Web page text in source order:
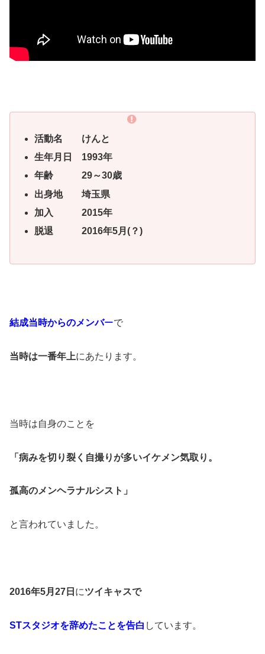
活動名 けんと
生年月日 1993年
年齢 29～30歳
出身地 埼玉県
加入 2015年
脱退 2016年5月(？)
結成当時からのメンバーで
当時は一番年上にあたります。
当時は自身のことを
「病みを切り裂く自撮りが多いイケメン気取り。
孤高のメンヘラナルシスト」
と言われていました。
2016年5月27日 にツイキャスで
STスタジオを辞めたことを告白 しています。